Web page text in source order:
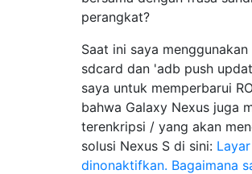
perangkat?
Saat ini saya
sdcard dan 'adb push
saya untuk memperbarui
bahwa Galaxy Nexus juga
terenkripsi / yang akan
solusi Nexus S di sini:
dinonaktifkan. Bagaimana